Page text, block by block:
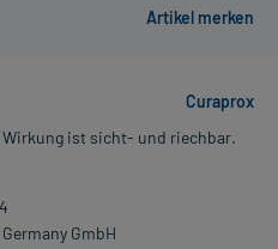
Curaprox
ist sicht- und riechbar.
GmbH